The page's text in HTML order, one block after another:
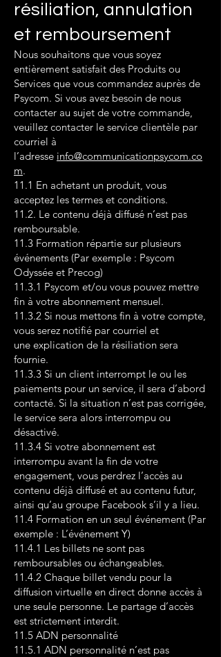
résiliation, annulation
et remboursement
Nous souhaitons que vous soyez
entièrement satisfait des Produits ou
Services que vous commandez auprès de
Psycom. Si vous avez besoin de nous
contacter au sujet de votre commande,
veuillez contacter le service clientèle par
courriel à
l’adresse info@communicationpsycom.co
m.
11.1 En achetant un produit, vous
acceptez les termes et conditions.
11.2. Le contenu déjà diffusé n’est pas
remboursable.
11.3 Formation répartie sur plusieurs
événements (Par exemple : Psycom
Odyssée et Precog)
11.3.1 Psycom et/ou vous pouvez mettre
fin à votre abonnement mensuel.
11.3.2 Si nous mettons fin à votre compte,
vous serez notifié par courriel et
une explication de la résiliation sera
fournie.
11.3.3 Si un client interrompt le ou les
paiements pour un service, il sera d’abord
contacté. Si la situation n’est pas corrigée,
le service sera alors interrompu ou
désactivé.
11.3.4 Si votre abonnement est
interrompu avant la fin de votre
engagement, vous perdrez l’accès au
contenu déjà diffusé et au contenu futur,
ainsi qu’au groupe Facebook s’il y a lieu.
11.4 Formation en un seul événement (Par
exemple : L’événement Y)
11.4.1 Les billets ne sont pas
remboursables ou échangeables.
11.4.2 Chaque billet vendu pour la
diffusion virtuelle en direct donne accès à
une seule personne. Le partage d’accès
est strictement interdit.
11.5 ADN personnalité
11.5.1 ADN personnalité n’est pas